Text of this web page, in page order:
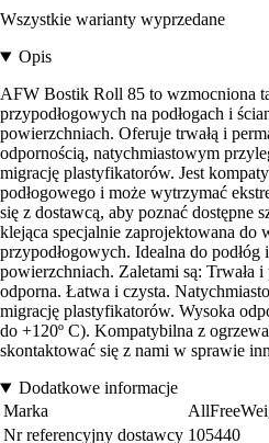
Wszystkie warianty wyprzedane
Opis
AFW Bostik Roll 85 to wzmocniona
przypodłogowych na podłogach i
powierzchniach. Oferuje trwałą i
odpornością, natychmiastowym
migrację plastyfikatorów. Jest
podłogowego i może wytrzymać
się z dostawcą, aby poznać dostępne
klejąca specjalnie zaprojektowana do
przypodłogowych. Idealna do podłóg
powierzchniach. Zaletami są: Trwała
odporna. Łatwa i czysta.
migrację plastyfikatorów. Wysoka
do +120º C). Kompatybilna z
skontaktować się z nami w sprawie
Dodatkowe informacje
Marka
Nr referencyjny dostawcy 105440